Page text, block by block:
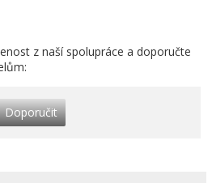
z naší spolupráce a doporučte
Doporučit